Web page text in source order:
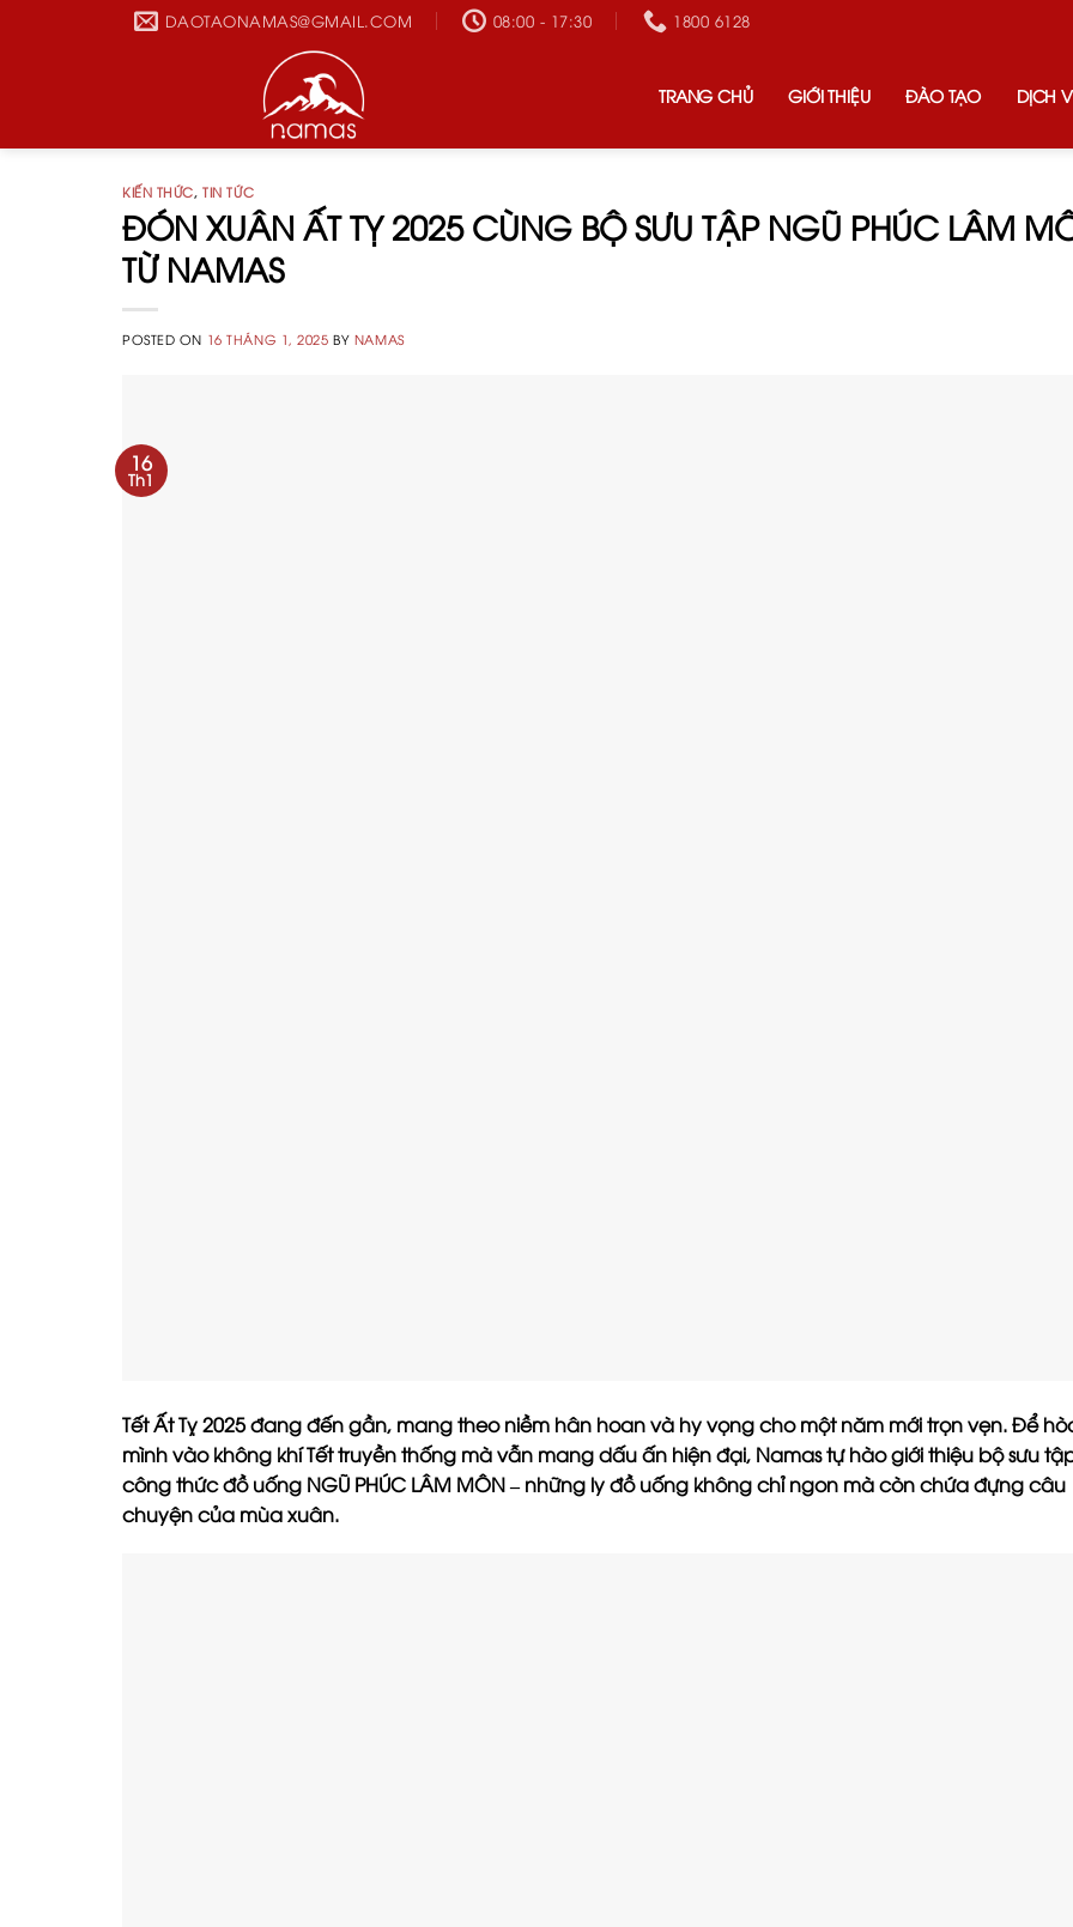
DAOTAONAMAS@GMAIL.COM 08:00 - 17:30 1800 6128
TRANG CHỦ GIỚI THIỆU ĐÀO TẠO DỊCH
KIẾN THỨC,TIN TỨC
ĐÓN XUÂN ẤT TỴ 2025 CÙNG BỘ SƯU TẬP NGŨ PHÚC LÂM
TỪ NAMAS
POSTED ON 16 THÁNG 1, 2025 BY NAMAS
16
Th1
Tết Ất Tỵ 2025 đang đến gần, mang theo niềm hân hoan và hy vọng cho một năm mới trọn vẹn. Để
mình vào không khí Tết truyền thống mà vẫn mang dấu ấn hiện đại, Namas tự hào giới thiệu bộ sưu
công thức đồ uống NGŨ PHÚC LÂM MÔN – những ly đồ uống không chỉ ngon mà còn chứa đựng câu
chuyện của mùa xuân.